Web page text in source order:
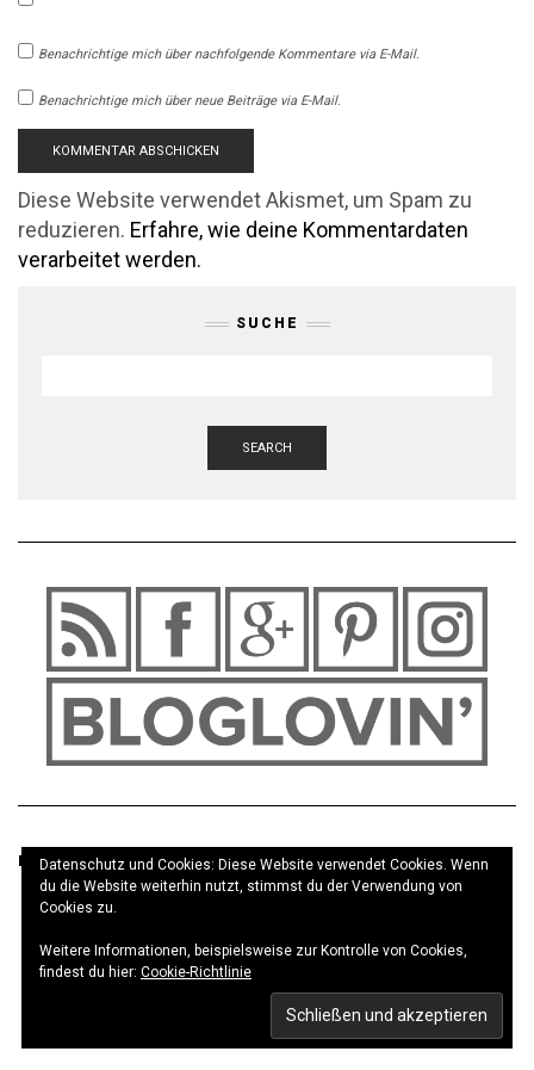
Benachrichtige mich über nachfolgende Kommentare via E-Mail.
Benachrichtige mich über neue Beiträge via E-Mail.
Diese Website verwendet Akismet, um Spam zu
reduzieren. Erfahre, wie deine Kommentardaten
verarbeitet werden.
SUCHE
SEARCH
INSTAGRAM
Datenschutz und Cookies: Diese Website verwendet Cookies. Wenn
du die Website weiterhin nutzt, stimmst du der Verwendung von
Cookies zu.
Weitere Informationen, beispielsweise zur Kontrolle von Cookies,
findest du hier: Cookie-Richtlinie